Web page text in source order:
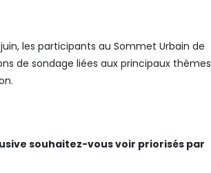
les participants au Sommet Urbain de
de sondage liées aux principaux thèmes
souhaitez-vous voir priorisés par